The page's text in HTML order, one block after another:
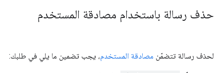
حذف رسالة باستخدام مصادقة المستخدم
لحذف رسالة تتضمّن مصادقة المستخدم، يجب تضمين ما يلي في طلبك: